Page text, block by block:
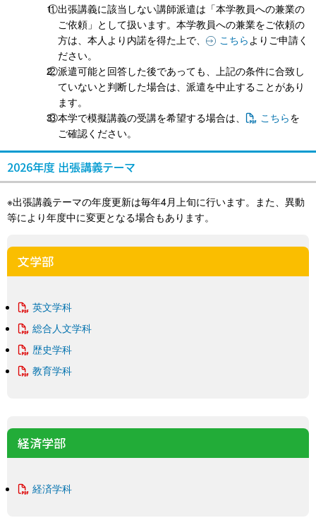
①出張講義に該当しない講師派遣は「本学教員への兼業の
ご依頼」として扱います。本学教員への兼業をご依頼の
方は、本人より内諾を得た上で、
こちら よりご申請く
ださい。
②派遣可能と回答した後であっても、上記の条件に合致し
ていないと判断した場合は、派遣を中止することがあり
ます。
③本学で模擬講義の受講を希望する場合は、
こちらを
ご確認ください。
2026年度 出張講義テーマ
※出張講義テーマの年度更新は毎年4月上旬に行います。また、異動
等により年度中に変更となる場合もあります。
文学部
英文学科
総合人文学科
歴史学科
教育学科
経済学部
経済学科